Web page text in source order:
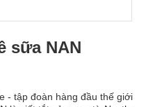
sữa NAN
- tập đoàn hàng đầu thế giới